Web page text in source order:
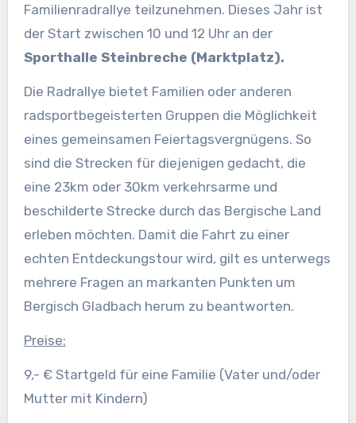
Familienradrallye teilzunehmen. Dieses Jahr ist
der Start zwischen 10 und 12 Uhr an der
Sporthalle Steinbreche (Marktplatz).
Die Radrallye bietet Familien oder anderen
radsportbegeisterten Gruppen die Möglichkeit
eines gemeinsamen Feiertagsvergnügens. So
sind die Strecken für diejenigen gedacht, die
eine 23km oder 30km verkehrsarme und
beschilderte Strecke durch das Bergische Land
erleben möchten. Damit die Fahrt zu einer
echten Entdeckungstour wird, gilt es unterwegs
mehrere Fragen an markanten Punkten um
Bergisch Gladbach herum zu beantworten.
Preise:
9,- € Startgeld für eine Familie (Vater und/oder
Mutter mit Kindern)